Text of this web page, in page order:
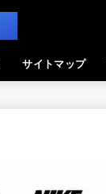
サイトマップ